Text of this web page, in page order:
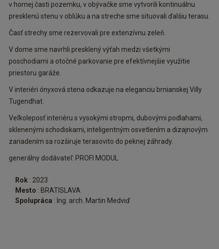
v hornej časti pozemku, v obývačke sme vytvorili kontinuálnu
presklenú stenu v oblúku a na streche sme situovali ďalšiu terasu.
Časť strechy sme rezervovali pre extenzívnu zeleň.
V dome sme navrhli presklený výťah medzi všetkými
poschodiami a otočné parkovanie pre efektívnejšie využitie
priestoru garáže.
V interiéri ónyxová stena odkazuje na eleganciu brnianskej Villy
Tugendhat.
Veľkoleposť interiéru s vysokými stropmi, dubovými podlahami,
sklenenými schodiskami, inteligentným osvetlením a dizajnovým
zariadením sa rozširuje terasovito do peknej záhrady.
generálny dodávateľ: PROFI MODUL
Rok: 2023
Mesto : BRATISLAVA
Spolupráca : Ing. arch. Martin Medviď